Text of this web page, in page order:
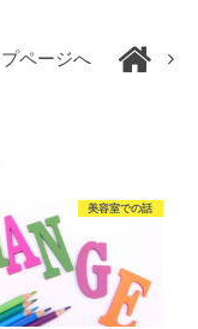
プページへ
美容室での話